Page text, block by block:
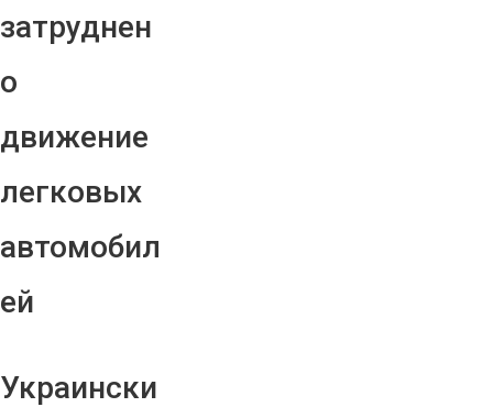
затруднен
о
движение
легковых
автомобил
ей
Украински